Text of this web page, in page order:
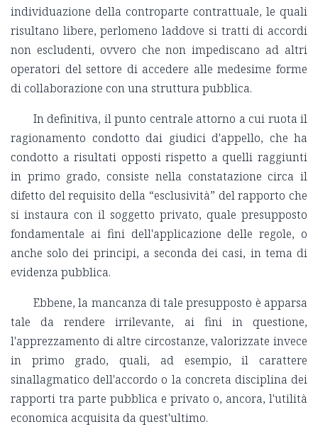
individuazione della controparte contrattuale, le quali
risultano libere, perlomeno laddove si tratti di accordi
non escludenti, ovvero che non impediscano ad altri
operatori del settore di accedere alle medesime forme
di collaborazione con una struttura pubblica.
In definitiva, il punto centrale attorno a cui ruota il
ragionamento condotto dai giudici d'appello, che ha
condotto a risultati opposti rispetto a quelli raggiunti
in primo grado, consiste nella constatazione circa il
difetto del requisito della “esclusività” del rapporto che
si instaura con il soggetto privato, quale presupposto
fondamentale ai fini dell'applicazione delle regole, o
anche solo dei principi, a seconda dei casi, in tema di
evidenza pubblica.
Ebbene, la mancanza di tale presupposto è apparsa
tale da rendere irrilevante, ai fini in questione,
l'apprezzamento di altre circostanze, valorizzate invece
in primo grado, quali, ad esempio, il carattere
sinallagmatico dell'accordo o la concreta disciplina dei
rapporti tra parte pubblica e privato o, ancora, l'utilità
economica acquisita da quest'ultimo.